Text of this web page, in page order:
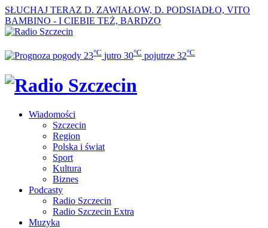
SŁUCHAJ TERAZ D. ZAWIAŁOW, D. PODSIADŁO, VITO
BAMBINO - I CIEBIE TEŻ, BARDZO
23°C jutro 30°C pojutrze 32°C
Wiadomości
Szczecin
Region
Polska i świat
Sport
Kultura
Biznes
Podcasty
Radio Szczecin
Radio Szczecin Extra
Muzyka